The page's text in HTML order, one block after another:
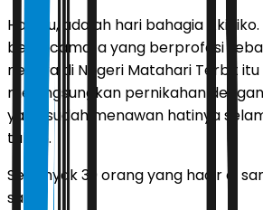
Hari itu, adalah hari bahagia
berkacamata yang berprofesi
negara di Negeri Matahari Terbit
melangsungkan pernikahan
yang sudah menawan hatinya
tahun.
Sebanyak 39 orang yang hadir di
saksi.